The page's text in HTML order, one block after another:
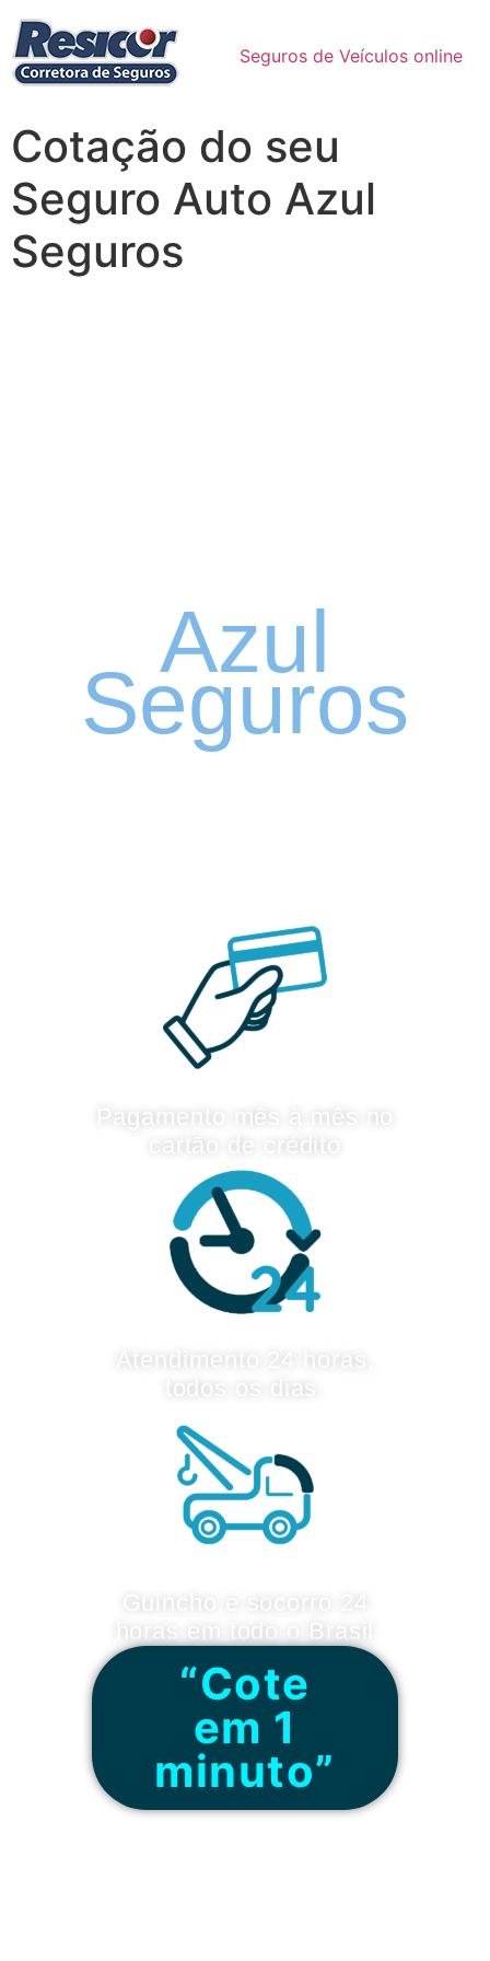
Seguros de Veículos online
Cotação do seu
Seguro Auto Azul
Seguros
Azul
Seguros
Pagamento mês à mês no
cartão de crédito
Atendimento 24 horas,
todos os dias.
Guincho e socorro 24
horas em todo o Brasil
“Cote
em 1
minuto”